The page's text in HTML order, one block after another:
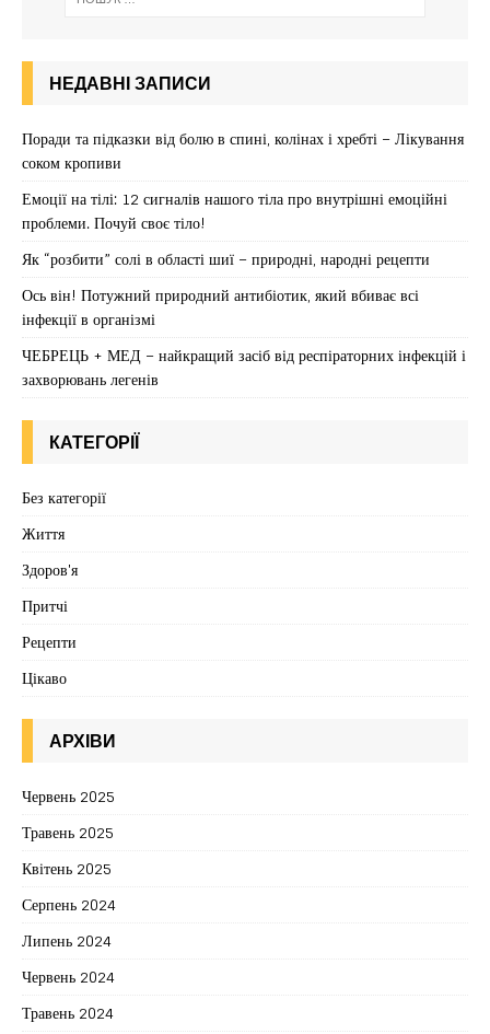
НЕДАВНІ ЗАПИСИ
Поради та підказки від болю в спині, колінах і хребті – Лікування
соком кропиви
Емоції на тілі: 12 сигналів нашого тіла про внутрішні емоційні
проблеми. Почуй своє тіло!
Як “розбити” солі в області шиї – природні, народні рецепти
Ось він! Потужний природний антибіотик, який вбиває всі
інфекції в організмі
ЧЕБРЕЦЬ + МЕД – найкращий засіб від респіраторних інфекцій і
захворювань легенів
КАТЕГОРІЇ
Без категорії
Життя
Здоров'я
Притчі
Рецепти
Цікаво
АРХІВИ
Червень 2025
Травень 2025
Квітень 2025
Серпень 2024
Липень 2024
Червень 2024
Травень 2024